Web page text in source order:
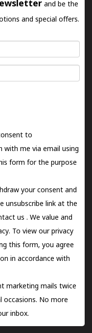
and be the
and special offers.
to
with me via email using
form for the purpose
your consent and
unsubscribe link at the
us . We value and
To view our privacy
this form, you agree
in accordance with
marketing mails twice
occasions. No more
inbox.